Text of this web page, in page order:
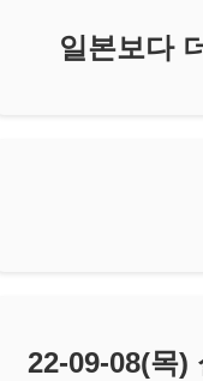
일본보다
22-09-08(목)